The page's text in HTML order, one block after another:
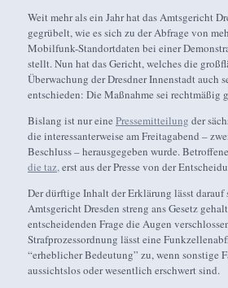
Weit mehr als ein Jahr hat das Amtsgericht
gegrübelt, wie es sich zu der Abfrage von
Mobilfunk-Standortdaten bei einer
stellt. Nun hat das Gericht, welches die
Überwachung der Dresdner Innenstadt auch
entschieden: Die Maßnahme sei rechtmäßig
Bislang ist nur einePressemitteilung der
die interessanterweise am Freitagabend –
Beschluss – herausgegeben wurde.
die taz,erst aus der Presse von der
Der dürftige Inhalt der Erklärung lässt darauf
Amtsgericht Dresden streng ans Gesetz
entscheidenden Frage die Augen
Strafprozessordnung lässt eine
“erheblicher Bedeutung” zu, wenn sonstige
aussichtslos oder wesentlich erschwert sind.